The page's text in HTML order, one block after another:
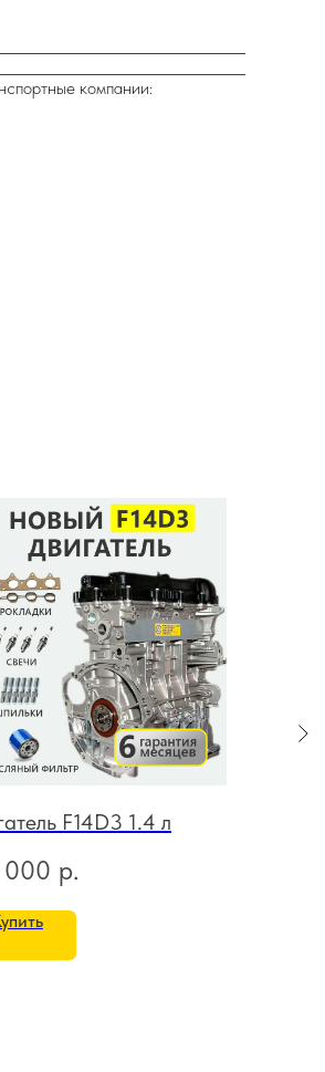
компании:
F14D3 1.4 л
000 р.